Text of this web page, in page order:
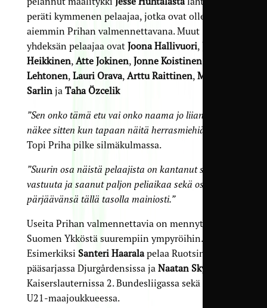
peräti kymmenen pelaajaa, jotka ovat olleet
aiemmin Prihan valmennettavana. Muut
yhdeksän pelaajaa ovat Joona Hallivuori, Juho
Heikkinen, Atte Jokinen, Jonne Koistinen,
Lehtonen, Lauri Orava, Arttu Raittinen, Matias
Sarlinja Taha Özcelik
”Sen onko tämä etu vai onko naama jo liian kulunut
näkee sitten kun tapaan näitä herrasmiehiä”
Topi Priha pilke silmäkulmassa.
”Suurin osa näistä pelaajista on kantanut suurta
vastuuta ja saanut paljon peliaikaa sekä osoittanut
pärjäävänsä tällä tasolla mainiosti.”
Useita Prihan valmennettavia on mennyt myös
Suomen Ykköstä suurempiin ympyröihin.
Esimerkiksi Santeri Haaralapelaa Ruotsin
pääsarjassa Djurgårdensissa ja Naatan Skyttä
Kaiserslauternissa 2. Bundesliigassa sekä Suomen
U21-maajoukkueessa.